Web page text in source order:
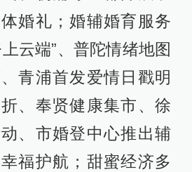
婚礼；婚辅婚育服务
云端”、普陀情绪地图
青浦首发爱情日戳明
、奉贤健康集市、徐
、市婚登中心推出辅
福护航；甜蜜经济多